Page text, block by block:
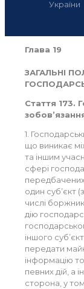
України
Глава 19
ЗАГАЛЬНІ
Стаття 173.
1.
що виникає
та іншим
сфері
один суб’єкт
числі
дію
іншого
передати
інформацію
певних дій, а
сторона, у